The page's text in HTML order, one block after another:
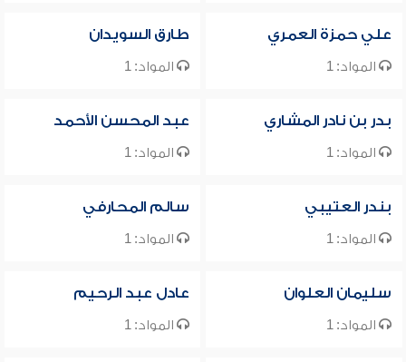
علي حمزة العمري
المواد: 1
طارق السويدان
المواد: 1
بدر بن نادر المشاري
المواد: 1
عبد المحسن الأحمد
المواد: 1
بندر العتيبي
المواد: 1
سالم المحارفي
المواد: 1
سليمان العلوان
المواد: 1
عادل عبد الرحيم
المواد: 1